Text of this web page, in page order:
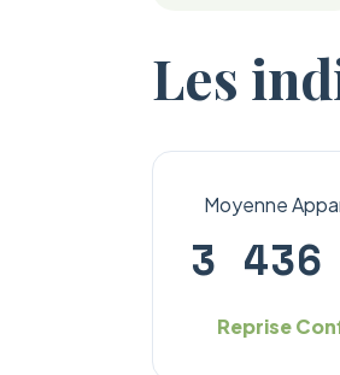
Les
Moyenne
3 436
Reprise